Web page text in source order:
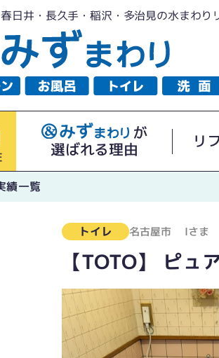
日井・長久手・稲沢・多治見の水まわり
が
選ばれる理由
リ
績一覧
トイレ 名古屋市 Iさま
【TOTO】 ピ